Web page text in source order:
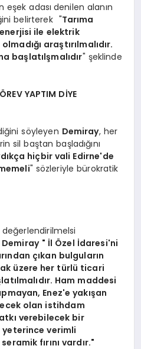
eşek adası denilen alanın
belirterek "Tarıma
ile elektrik
araştırılmalıdır.
başlatılşmalıdır" şeklinde
YAPTIM DİYE
söyleyen Demiray, her
sil baştan başladığını
hiçbir vali Edirne'de
" sözleriyle bürokratik
değerlendirilmelsi
Demiray " İl Özel İdaresi'ni
çıkan bulguların
üzere her türlü ticari
Ham maddesi
Enez'e yakışan
olan istihdam
verebilecek bir
yeterince verimli
fırını vardır."